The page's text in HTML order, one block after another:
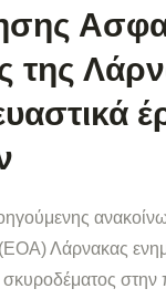
της
Λάρνακας
σκυροδέματος